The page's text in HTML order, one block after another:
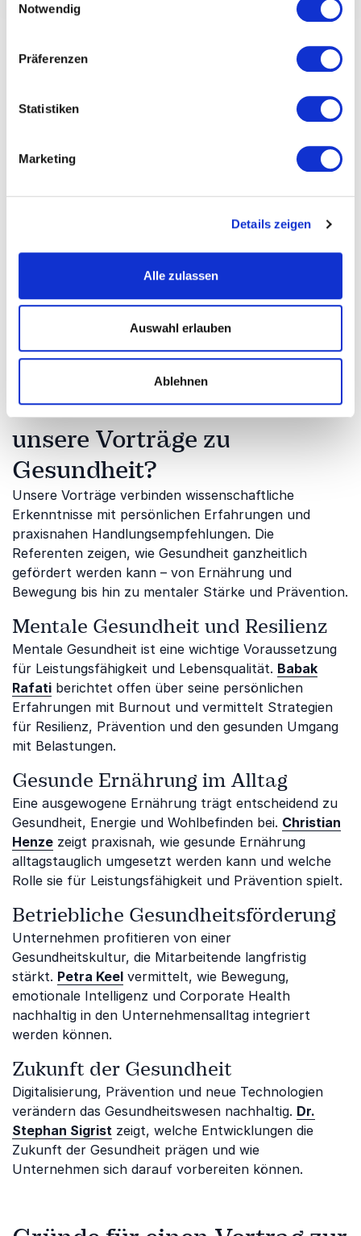
Notwendig
Präferenzen
Statistiken
Marketing
Details zeigen
Alle zulassen
Auswahl erlauben
Ablehnen
warum Sie für Ihr
Unternehmen relevant?
Gesundheit umfasst weit mehr als die Abwesenheit
mentale Stärke und eine ausgewogene Lebensweise.
Gerade in einer Zeit zunehmender Belastungen durch
Erfolgsfaktor für Unternehmen. Gesunde
Unternehmen und Einzelpersonen mit einfachen,
wissenschaftlich fundierten Maßnahmen Gesundheit
nachhaltig fördern und so die Grundlage für
Welche Themen behandeln
unsere Vorträge zu
Gesundheit?
Unsere Vorträge verbinden wissenschaftliche
Erkenntnisse mit persönlichen Erfahrungen und
praxisnahen Handlungsempfehlungen. Die
Referenten zeigen, wie Gesundheit ganzheitlich
gefördert werden kann – von Ernährung und
Bewegung bis hin zu mentaler Stärke und Prävention.
Mentale Gesundheit und Resilienz
Mentale Gesundheit ist eine wichtige Voraussetzung
für Leistungsfähigkeit und Lebensqualität. Babak
Rafati berichtet offen über seine persönlichen
Erfahrungen mit Burnout und vermittelt Strategien
für Resilienz, Prävention und den gesunden Umgang
mit Belastungen.
Gesunde Ernährung im Alltag
Eine ausgewogene Ernährung trägt entscheidend zu
Gesundheit, Energie und Wohlbefinden bei. Christian
Henze zeigt praxisnah, wie gesunde Ernährung
alltagstauglich umgesetzt werden kann und welche
Rolle sie für Leistungsfähigkeit und Prävention spielt.
Betriebliche Gesundheitsförderung
Unternehmen profitieren von einer
Gesundheitskultur, die Mitarbeitende langfristig
stärkt. Petra Keel vermittelt, wie Bewegung,
emotionale Intelligenz und Corporate Health
nachhaltig in den Unternehmensalltag integriert
werden können.
Zukunft der Gesundheit
Digitalisierung, Prävention und neue Technologien
verändern das Gesundheitswesen nachhaltig. Dr.
Stephan Sigrist zeigt, welche Entwicklungen die
Zukunft der Gesundheit prägen und wie
Unternehmen sich darauf vorbereiten können.